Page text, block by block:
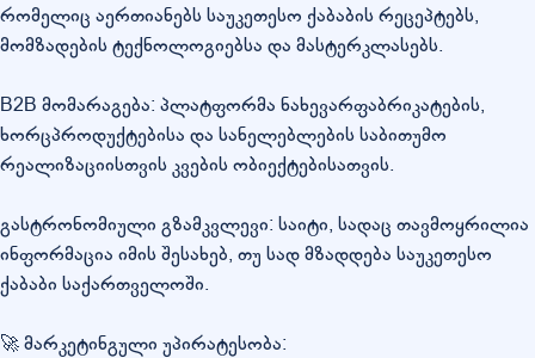
რომელიც აერთიანებს საუკეთესო ქაბაბის რეცეპტებს,
მომზადების ტექნოლოგიებსა და მასტერკლასებს.
B2B მომარაგება: პლატფორმა ნახევარფაბრიკატების,
ხორცპროდუქტებისა და სანელებლების საბითუმო
რეალიზაციისთვის კვების ობიექტებისათვის.
გასტრონომიული გზამკვლევი: საიტი, სადაც თავმოყრილია
ინფორმაცია იმის შესახებ, თუ სად მზადდება საუკეთესო
ქაბაბი საქართველოში.
🚀 მარკეტინგული უპირატესობა: